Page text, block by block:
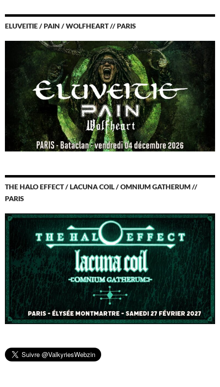
ELUVEITIE / PAIN / WOLFHEART // PARIS
THE HALO EFFECT / LACUNA COIL / OMNIUM GATHERUM //
PARIS